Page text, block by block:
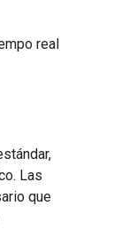
real
Las
que